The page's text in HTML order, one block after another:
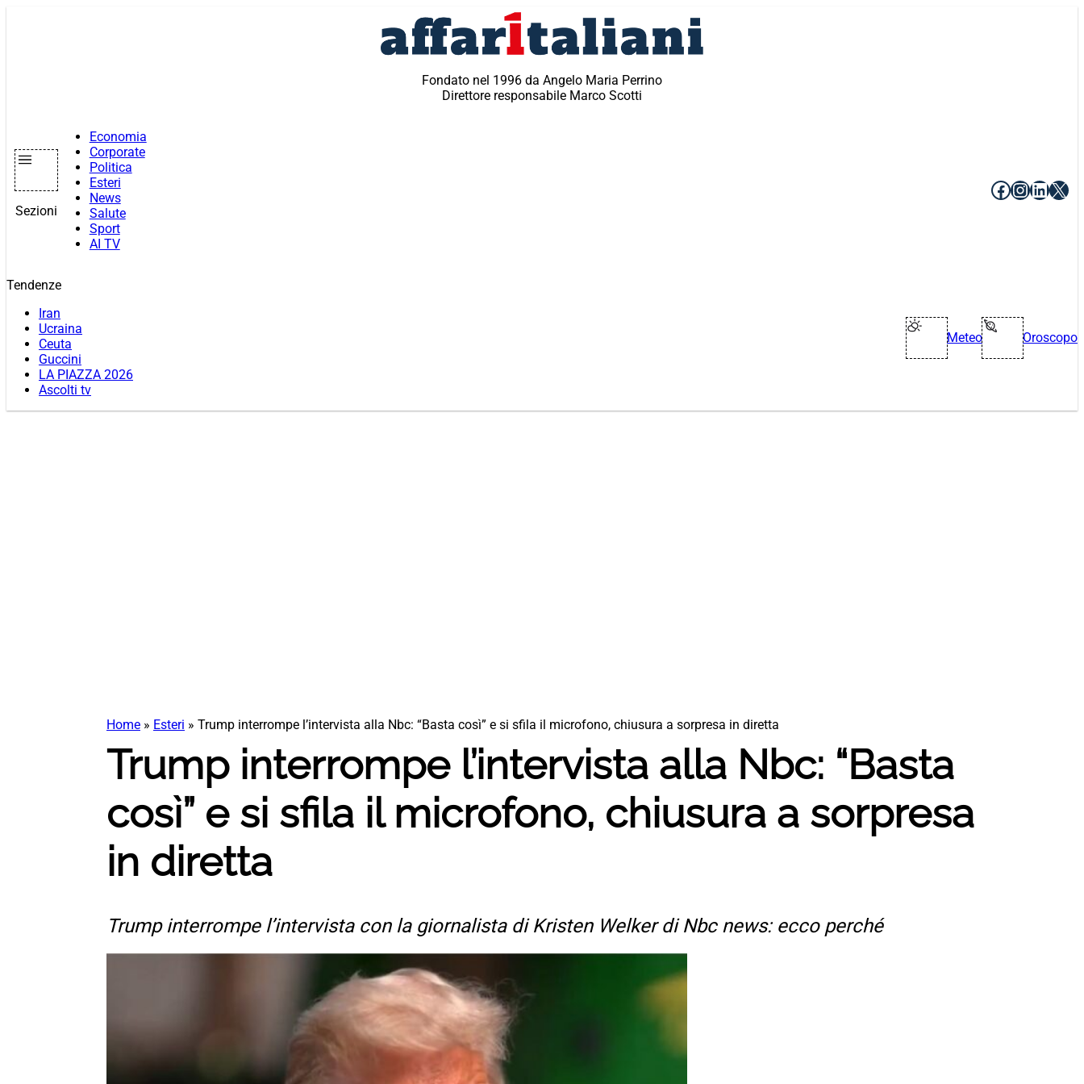
Fondato nel 1996 da Angelo Maria Perrino
Direttore responsabile Marco Scotti
Sezioni
Economia
Corporate
Politica
Esteri
News
Salute
Sport
AI TV
Facebook
X
Tendenze
Iran
Ucraina
Ceuta
Guccini
LA PIAZZA 2026
Ascolti tv
Meteo Oroscopo
Home » Esteri » Trump interrompe l’intervista alla Nbc: “Basta così” e si sfila il microfono, chiusura a sorpresa in diretta
Trump interrompe l’intervista alla Nbc: “Basta
così” e si sfila il microfono, chiusura a sorpresa
in diretta
Trump interrompe l’intervista con la giornalista di Kristen Welker di Nbc news: ecco perché